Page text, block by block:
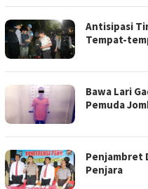
Antisipasi
Tempat-
Bawa Lari
Pemuda
Penjambret
Penjara